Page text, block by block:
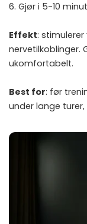
6. Gjør i 5-10
Effekt:
nervetilkoblinger.
ukomfortabelt.
Best for: før
under lange